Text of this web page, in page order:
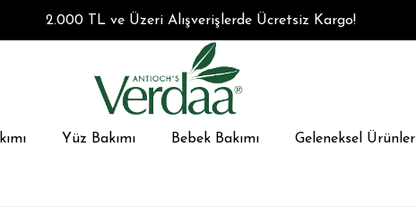
2.000 TL ve Üzeri Alışverişlerde Ücretsiz Kargo!
Yüz Bakımı Bebek Bakımı Geleneksel Ürünler